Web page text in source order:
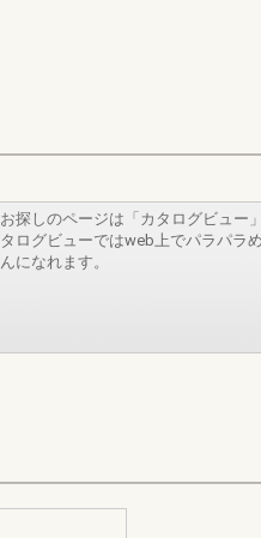
お探しのページは「カタログビュー
タログビューではweb上でパラパラ
んになれます。